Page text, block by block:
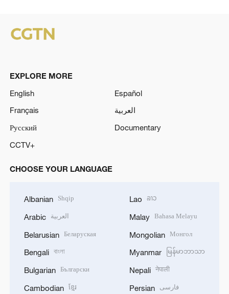
EXPLORE MORE
English
Español
Français
العربية
Русский
Documentary
CCTV+
CHOOSE YOUR LANGUAGE
Albanian Shqip
Arabic العربية
Belarusian Беларуская
Bengali বাংলা
Bulgarian Български
Cambodian ខ្មែរ
Lao ລາວ
Malay Bahasa Melayu
Mongolian Монгол
Myanmar မြန်မာဘာသာ
Nepali नेपाली
Persian فارسی